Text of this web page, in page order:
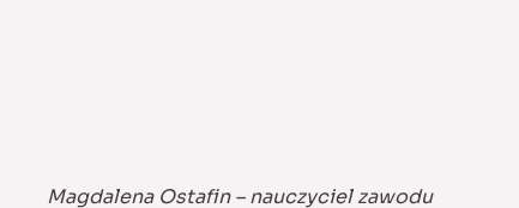
Magdalena Ostafin – nauczyciel zawodu